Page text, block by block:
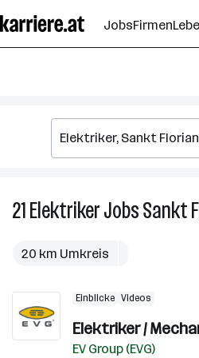
Seiteninhalt
springen
JobsFirmen
21ElektrikerJobsSankt
20 km Umkreis
Einblicke Videos
Elektriker /
EV Group (EVG)